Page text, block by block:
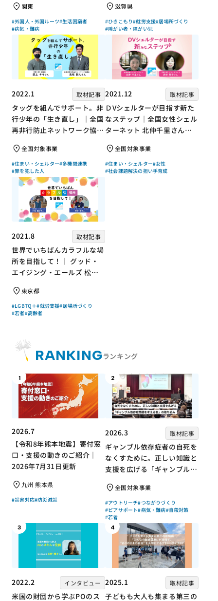
関東
#外国人・外国ルーツ#生活困窮者
#病気・難病
滋賀県
#ひきこもり#就労支援#居場所づくり
#障がい者・障がい児
2022.1 取材記事
タッグを組んでサポート。非
行少年の「生き直し」｜全国
再非行防止ネットワーク協議
上チキさん【聞き手】
全国対象事業
#住まい・シェルター#多機関連携
#罪を犯した人
2021.12 取材記事
ＤVシェルターが目指す新た
なステップ｜全国女性シェル
ターネット 北仲千里さん×
ん【聞き手】
全国対象事業
#住まい・シェルター#女性
#社会課題解決の担い手育成
2021.8 取材記事
世界でいちばんカラフルな場
所を目指して！｜ グッド・
エイジング・エールズ 松中
慶子さん【聞き手】
東京都
#LGBTQ＋#就労支援#居場所づくり
#若者#高齢者
RANKINGランキング
1
2026.7
【令和8年熊本地震】寄付窓
口・支援の動きのご紹介｜
2026年7月31日更新
九州 熊本県
#災害対応#防災減災
2
2026.3 取材記事
ギャンブル依存症者の自死を
なくすために。正しい知識と
支援を広げる「ギャンブル依
組み全国対象事業
#アウトリーチ#つながりづくり
#ピアサポート#病気・難病#自殺対策
#若者
3
2022.2 インタビュー
米国の財団から学ぶPOのス
4
2025.1 取材記事
子どもも大人も集まる第三の